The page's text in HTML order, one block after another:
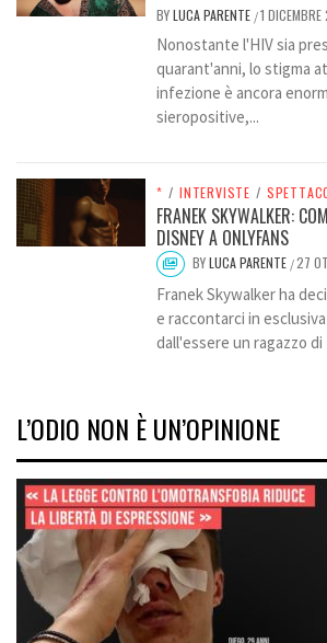
BYLUCA PARENTE /1
Nonostante l'HIV sia
quarant'anni, lo stigma
infezione è ancora
sieropositive,...
* / INTERVISTE /
FRANEK SKYWALKER:
DISNEY A ONLYFANS
BYLUCA PARENTE /27
Franek Skywalker ha
e raccontarci in
dall'essere un ragazzo di
L’ODIO NON È UN’OPINIONE